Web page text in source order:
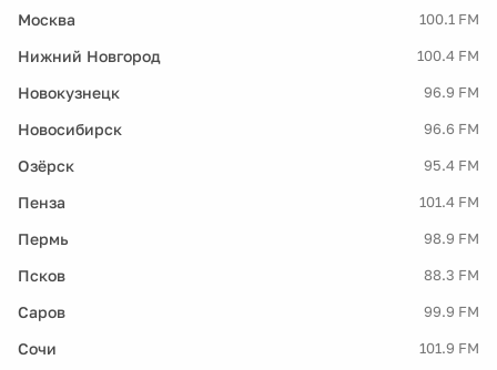
Москва 100.1 FM
Нижний Новгород 100.4 FM
Новокузнецк 96.9 FM
Новосибирск 96.6 FM
Озёрск 95.4 FM
Пенза 101.4 FM
Пермь 98.9 FM
Псков 88.3 FM
Саров 99.9 FM
Сочи 101.9 FM